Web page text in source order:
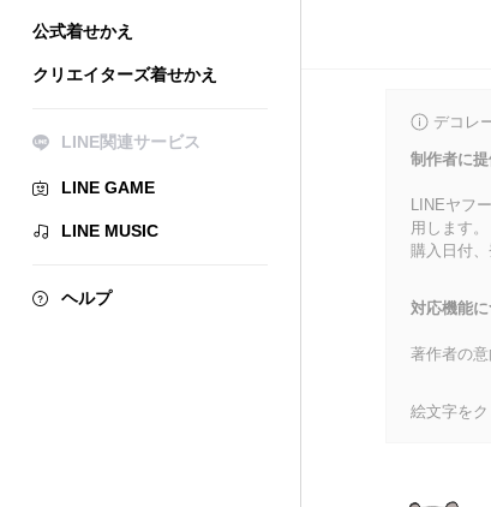
公式着せかえ
クリエイターズ着せかえ
LINE関連サービス
LINE GAME
LINE MUSIC
ヘルプ
デコレ
制作者に
LINEヤフ
用します。
購入日付
対応機能
著作者の
絵文字を